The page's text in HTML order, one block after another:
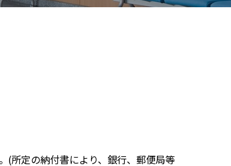
(所定の納付書により、銀行、郵便局等